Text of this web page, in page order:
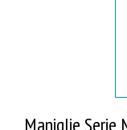
Maniglie Serie